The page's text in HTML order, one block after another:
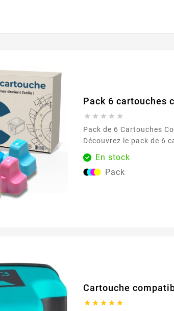
Pack 6 cartouches
    
Pack de 6 Cartouches
Découvrez le pack de 6
363, conçu pour
d'impression avec une
pack inclut les couleurs
En stock
Pack
Cartouche
    